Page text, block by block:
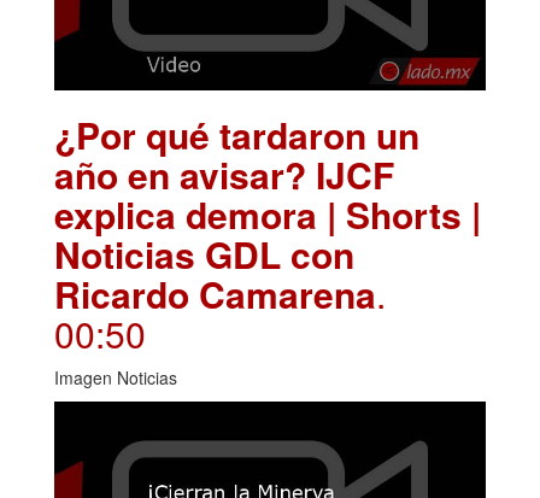
¿Por qué tardaron un
año en avisar? IJCF
explica demora | Shorts |
Noticias GDL con
Ricardo Camarena.
00:50
Imagen Noticias